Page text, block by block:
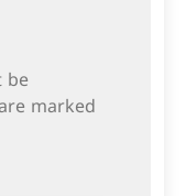
be
marked